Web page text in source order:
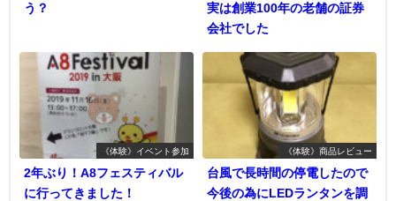
う？
実は創業100年の老舗の証券
会社でした
《体験》イベント参加
2年ぶり！A8フェスティバル
に行ってきました！
《体験》商品レビュー
台風で長時間の停電したので
今後の為にLEDランタンを調